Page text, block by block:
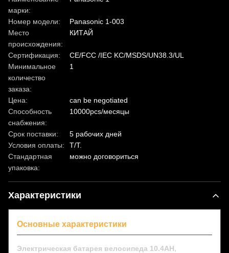
марки:
Номер модели:
Panasonic 1-003
Место
происхождения:
КИТАЙ
Сертификация:
CE/FCC /IEC KC/MSDS/UN38.3/UL
Минимальное
количество
заказа:
1
Цена:
can be negotiated
Способность
снабжения:
10000pcs/месяцы
Срок поставки:
5 рабочих дней
Условия оплаты:
T/T.
Стандартная
упаковка:
можно договориться
Характеристики
Основные характеристики
Электрическая батарея велосипеда 10.4AH,